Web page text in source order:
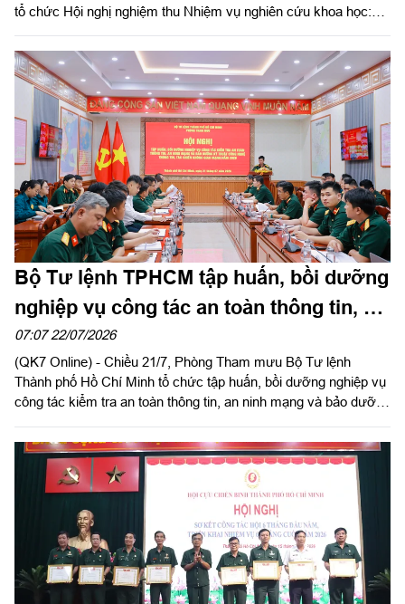
tổ chức Hội nghị nghiệm thu Nhiệm vụ nghiên cứu khoa học:
phố Hồ Chí Minh trong thời kỳ mới”. Trung tướng, PGS, TS
Trần Thái Bình, nguyên Viện trưởng Viện Chiến lược Quốc
phòng, Chủ tịch Hội đồng; Trung tướng, PGS, TS Hoàng Văn
Minh, nguyên Giám đốc Học viện Lục quân, phó Chủ tịch Hội
đồng, đồng chủ trì nghiệm thu.
Bộ Tư lệnh TPHCM tập huấn, bồi dưỡng
nghiệp vụ công tác an toàn thông tin, an
ninh mạng 2026
07:07 22/07/2026
(QK7 Online) - Chiều 21/7, Phòng Tham mưu Bộ Tư lệnh
Thành phố Hồ Chí Minh tổ chức tập huấn, bồi dưỡng nghiệp vụ
công tác kiểm tra an toàn thông tin, an ninh mạng và bảo dưỡng
2026.